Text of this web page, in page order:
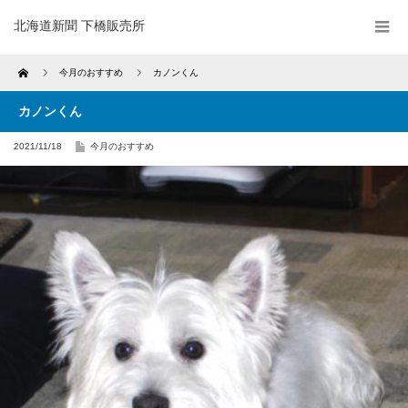
北海道新聞 下橋販売所
Home 今月のおすすめ カノンくん
カノンくん
2021/11/18 今月のおすすめ